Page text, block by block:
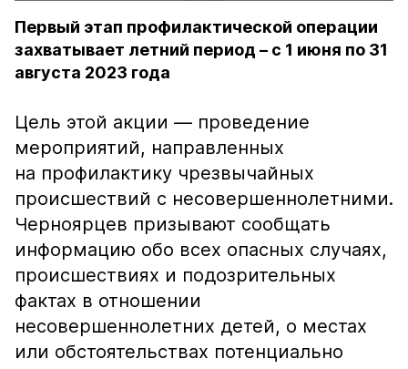
Первый этап профилактической операции
захватывает летний период – с 1 июня по 31
августа 2023 года
Цель этой акции — проведение
мероприятий, направленных
на профилактику чрезвычайных
происшествий с несовершеннолетними.
Черноярцев призывают сообщать
информацию обо всех опасных случаях,
происшествиях и подозрительных
фактах в отношении
несовершеннолетних детей, о местах
или обстоятельствах потенциально